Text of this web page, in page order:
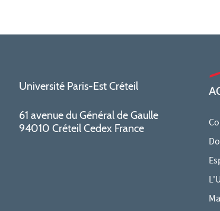
Université Paris-Est Créteil
61 avenue du Général de Gaulle
94010 Créteil Cedex France